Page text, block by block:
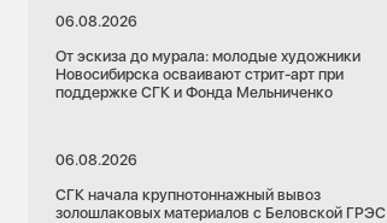
06.08.2026
От эскиза до мурала: молодые художники
Новосибирска осваивают стрит-арт при
поддержке СГК и Фонда Мельниченко
06.08.2026
СГК начала крупнотоннажный вывоз
золошлаковых материалов с Беловской ГРЭС